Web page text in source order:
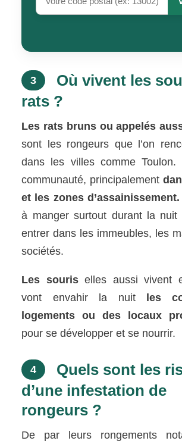
3
Où vivent les
rats ?
Les rats bruns ou appelés
sont les rongeurs que l’on
dans les villes comme
communauté, principalement
et les zones d’assainissement.
à manger surtout durant la
entrer dans les immeubles, les
sociétés.
Les souriselles aussi vivent
vont envahir la nuit
les
logements ou des locaux
pour se développer et se nourrir.
4
Quels sont les
d’une infestation de
rongeurs ?
De par leurs rongements